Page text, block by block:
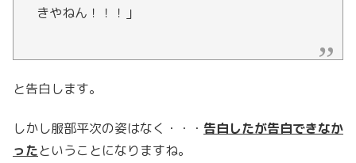
きやねん！！！」
と告白します。
しかし服部平次の姿はなく・・・ 告白したが告白できなか
ったということになりますね。